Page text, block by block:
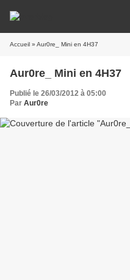
Accueil » Aur0re_ Mini en 4H37
Aur0re_ Mini en 4H37
Publié le 26/03/2012 à 05:00
Par Aur0re